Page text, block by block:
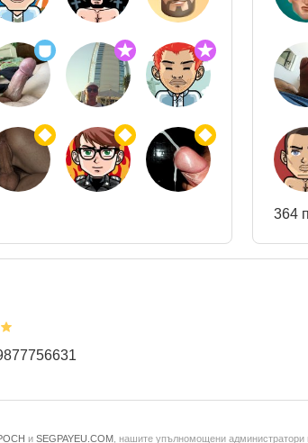
364
и SEGPAYEU.COM , нашите упълномощени